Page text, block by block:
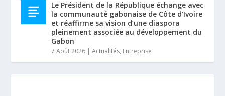
Le Président de la République échange avec
la communauté gabonaise de Côte d’Ivoire
et réaffirme sa vision d’une diaspora
pleinement associée au développement du
Gabon
7 Août 2026 |Actualités, Entreprise